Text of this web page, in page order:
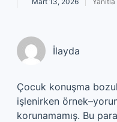
İlayda
Çocuk konuşma
işlenirken
korunamamış. Bu